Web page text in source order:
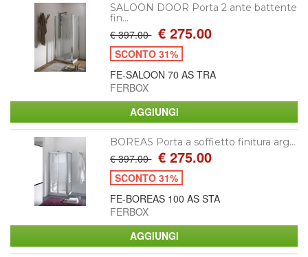
SALOON DOOR Porta 2 ante battente
fin...
€ 397.00 € 275.00
SCONTO 31%
FE-SALOON 70 AS TRA
FERBOX
BOREAS Porta a soffietto finitura arg...
€ 397.00 € 275.00
SCONTO 31%
FE-BOREAS 100 AS STA
FERBOX